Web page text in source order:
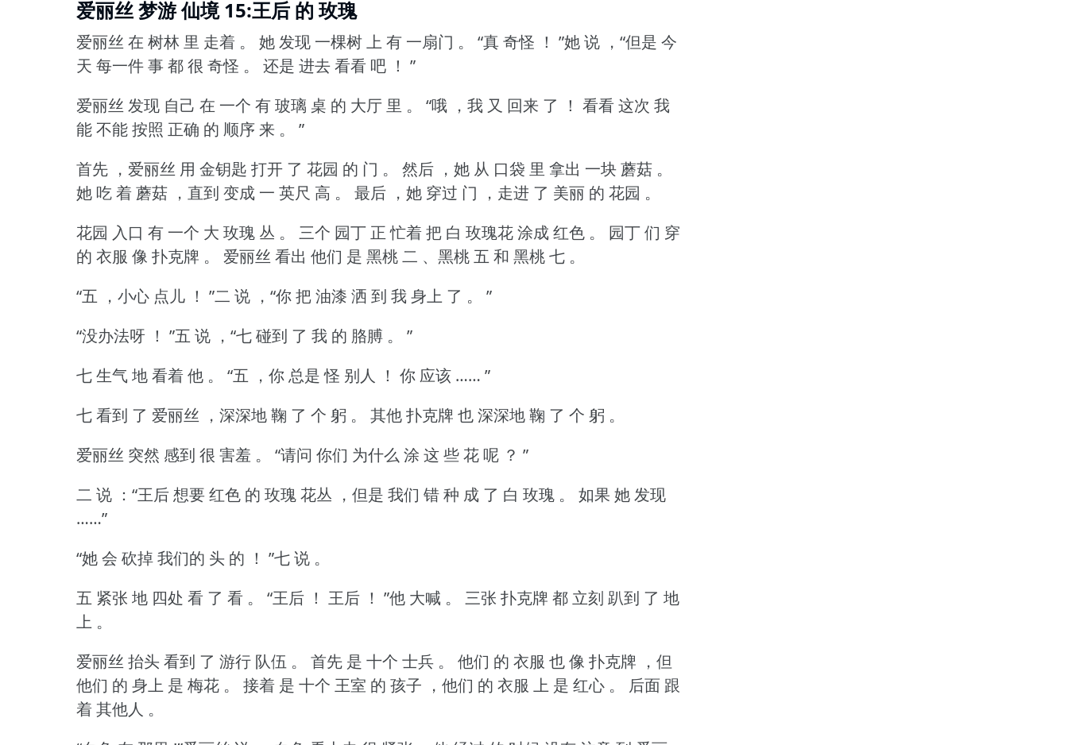
爱丽丝 梦游 仙境 15:王后 的 玫瑰
爱丽丝 在 树林 里 走着 。 她 发现 一棵树 上 有 一扇门 。 “真 奇怪 ！ ”她 说 ，“但是 今
天 每一件 事 都 很 奇怪 。
还是 进去 看看 吧 ！ ”
爱丽丝 发现 自己 在 一个 有 玻璃 桌 的 大厅 里 。
“哦 ，我 又 回来 了 ！ 看看 这次 我
能 不能 按照 正确 的 顺序 来 。
”
首先 ，爱丽丝 用 金钥匙 打开 了 花园 的 门 。
然后 ，她 从 口袋 里 拿出 一块 蘑菇 。
她 吃 着 蘑菇 ，直到 变成 一 英尺 高 。
最后 ，她 穿过 门 ，走进 了 美丽 的 花园 。
花园 入口 有 一个 大 玫瑰 丛 。
三个 园丁 正 忙着 把 白 玫瑰花 涂成 红色 。
园丁 们 穿
的 衣服 像 扑克牌 。
爱丽丝 看出 他们 是 黑桃 二 、黑桃 五 和 黑桃 七 。
“五 ，小心 点儿 ！ ”二 说 ，“你 把 油漆 洒 到 我 身上 了 。
”
“没办法呀 ！ ”五 说 ，“七 碰到 了 我 的 胳膊 。
”
七 生气 地 看着 他 。
“五 ，你 总是 怪 别人 ！ 你 应该 …… ”
七 看到 了 爱丽丝 ，深深地 鞠 了 个 躬 。
其他 扑克牌 也 深深地 鞠 了 个 躬 。
爱丽丝 突然 感到 很 害羞 。
“请问 你们 为什么 涂 这 些 花 呢 ？ ”
二 说 ：“王后 想要 红色 的 玫瑰 花丛 ，但是 我们 错 种 成 了 白 玫瑰 。
如果 她 发现
……”
“她 会 砍掉 我们的 头 的 ！ ”七 说 。
五 紧张 地 四处 看 了 看 。
“王后 ！ 王后 ！ ”他 大喊 。
三张 扑克牌 都 立刻 趴到 了 地
上 。
爱丽丝 抬头 看到 了 游行 队伍 。
首先 是 十个 士兵 。
他们 的 衣服 也 像 扑克牌 ，但
他们 的 身上 是 梅花 。
接着 是 十个 王室 的 孩子 ，他们 的 衣服 上 是 红心 。
后面 跟
着 其他人 。